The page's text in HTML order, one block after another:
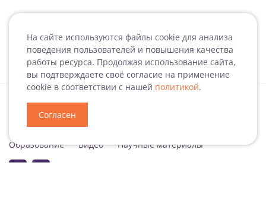
На сайте используются файлы cookie для анализа
поведения пользователей и повышения качества
работы ресурса. Продолжая использование сайта,
вы подтверждаете своё согласие на применение
cookie в соответствии с нашей политикой.
Согласен
Образование
Видео Научные материалы